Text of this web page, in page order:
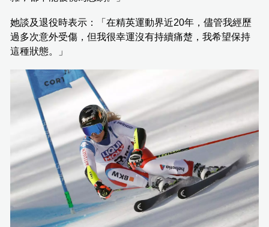
她談及退役時表示：「在精英運動界近20年，儘管我經歷
過多次意外受傷，但我很幸運沒有持續痛楚，我希望保持
這種狀態。」